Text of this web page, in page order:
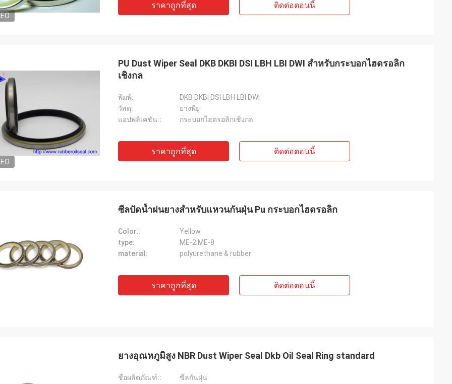
ราคาถูกที่สุด ติดต่อตอนนี้
PU Dust Wiper Seal DKB DKBI DSI LBH LBI DWI สำหรับกระบอกไฮดรอลิก
เชิงกล
พิมพ์:
DKB DKBI DSI LBH LBI DWI
วัสดุ:
ยางพียู
แอปพลิเคชัน::
กระบอกไฮดรอลิกเชิงกล
ราคาถูกที่สุด ติดต่อตอนนี้
ซีลปัดน้ำฝนยางสำหรับแหวนกันฝุ่น Pu กระบอกไฮดรอลิก
Color::
Yellow
type:
ME-2 ME-8
material:
polyurethane & rubber
ราคาถูกที่สุด ติดต่อตอนนี้
ยางอุณหภูมิสูง NBR Dust Wiper Seal Dkb Oil Seal Ring standard
ชื่อผลิตภัณฑ์::
ซีลกันฝุ่น